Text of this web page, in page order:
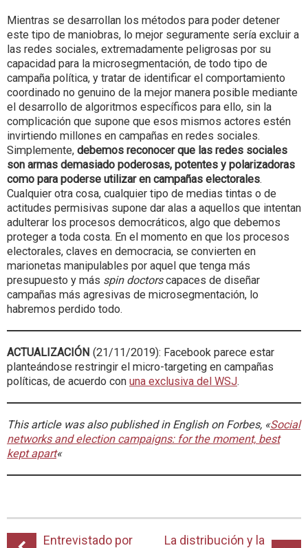
Mientras se desarrollan los métodos para poder detener
este tipo de maniobras, lo mejor seguramente sería excluir a
las redes sociales, extremadamente peligrosas por su
capacidad para la microsegmentación, de todo tipo de
campaña política, y tratar de identificar el comportamiento
coordinado no genuino de la mejor manera posible mediante
el desarrollo de algoritmos específicos para ello, sin la
complicación que supone que esos mismos actores estén
invirtiendo millones en campañas en redes sociales.
Simplemente, debemos reconocer que las redes sociales
son armas demasiado poderosas, potentes y polarizadoras
como para poderse utilizar en campañas electorales.
Cualquier otra cosa, cualquier tipo de medias tintas o de
actitudes permisivas supone dar alas a aquellos que intentan
adulterar los procesos democráticos, algo que debemos
proteger a toda costa. En el momento en que los procesos
electorales, claves en democracia, se convierten en
marionetas manipulables por aquel que tenga más
presupuesto y más spin doctorscapaces de diseñar
campañas más agresivas de microsegmentación, lo
habremos perdido todo.
ACTUALIZACIÓN (21/11/2019): Facebook parece estar
planteándose restringir el micro-targeting en campañas
políticas, de acuerdo con una exclusiva del WSJ.
This article was also published in English on Forbes, «Social
networks and election campaigns: for the moment, best
kept apart«
Entrevistado por
La distribución y la